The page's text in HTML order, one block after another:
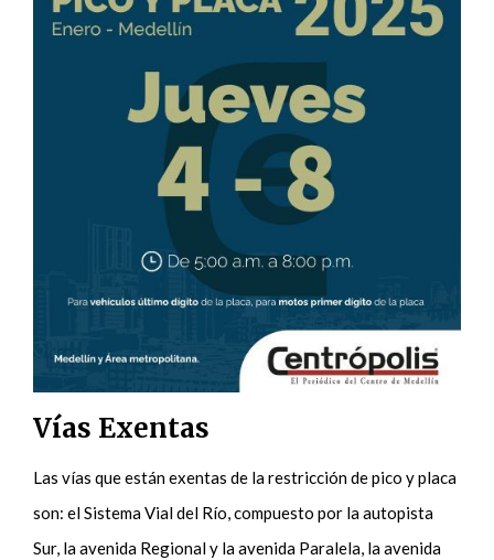
Vías Exentas
Las vías que están exentas de la restricción de pico y placa
son: el Sistema Vial del Río, compuesto por la autopista
Sur, la avenida Regional y la avenida Paralela, la avenida